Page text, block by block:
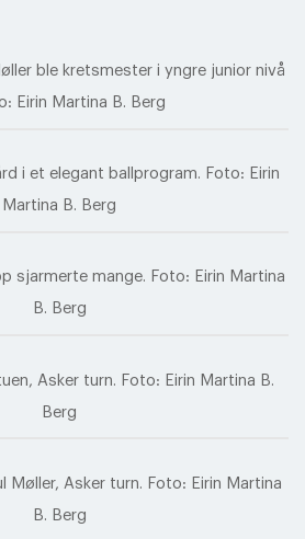
ble kretsmester i yngre junior nivå
Eirin Martina B. Berg
i et elegant ballprogram. Foto: Eirin
Martina B. Berg
sjarmerte mange. Foto: Eirin Martina
B. Berg
Asker turn. Foto: Eirin Martina B.
Berg
Møller, Asker turn. Foto: Eirin Martina
B. Berg